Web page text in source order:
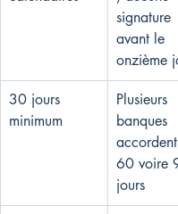
signature
avant le
onzième
30 jours
minimum
Plusieurs
banques
accordent
60 voire
jours